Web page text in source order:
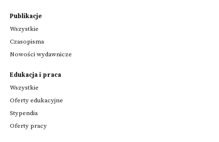
Publikacje
Wszystkie
Czasopisma
Nowości wydawnicze
Edukacja i praca
Wszystkie
Oferty edukacyjne
Stypendia
Oferty pracy